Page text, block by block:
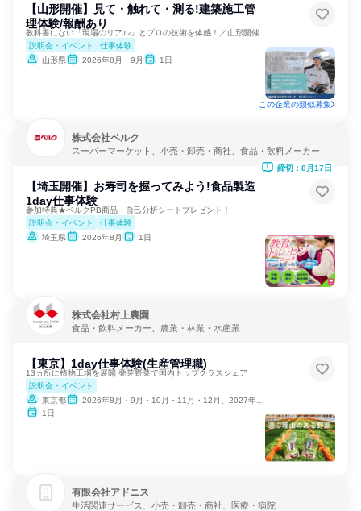
【山形開催】見て・触れて・測る!建築施工管
理体験/報酬あり
教科書にない「現場のリアル」とプロの技術を体感！／山形開催
説明会・イベント
仕事体験
山形県
2026年8月・9月 1日
この企業の類似募集
株式会社ベルク
スーパーマーケット、小売・卸売・商社、食品・飲料メーカー
【埼玉開催】お寿司を握ってみよう!食品製造
1day仕事体験
参加特典★ベルクPB商品・自己分析シートプレゼント！
説明会・イベント
仕事体験
埼玉県
2026年8月 1日
締切：8月17日
株式会社村上農園
食品・飲料メーカー、農業・林業・水産業
【東京】1day仕事体験(生産管理職)
13ヵ所に植物工場を展開 発芽野菜で国内トップクラスシェア
説明会・イベント
東京都
2026年8月・9月・10月・11月・12月、2027年1月・2月・3月
1日
有限会社アドニス
生活関連サービス、小売・卸売・商社、医療・病院